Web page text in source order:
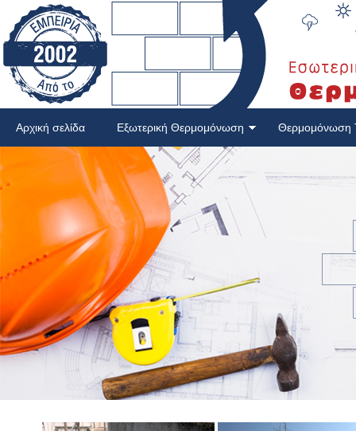
Αρχική σελίδα Εξωτερική Θερμομόνωση Θερμομόνωση